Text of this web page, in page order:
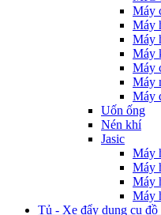
Máy
Máy
Máy
Máy
Máy
Máy
Máy
Uốn ống
Nén khí
Jasic
Máy
Máy
Máy
Máy
Tủ - Xe đẩy dụng cụ đồ